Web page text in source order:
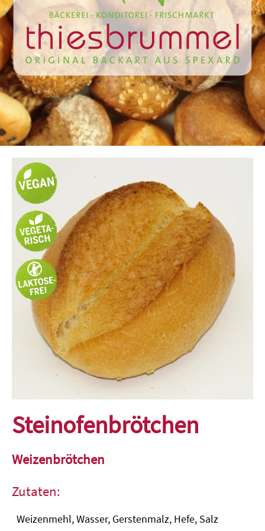
Steinofenbrötchen
Weizenbrötchen
Zutaten:
Weizenmehl, Wasser, Gerstenmalz, Hefe, Salz